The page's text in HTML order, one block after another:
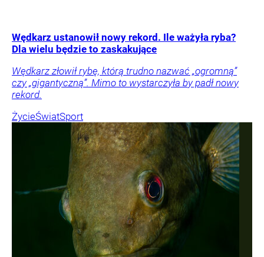
Wędkarz ustanowił nowy rekord. Ile ważyła ryba?
Dla wielu będzie to zaskakujące
Wędkarz złowił rybę, którą trudno nazwać „ogromną”
czy „gigantyczną”. Mimo to wystarczyła by padł nowy
rekord.
ŻycieŚwiatSport